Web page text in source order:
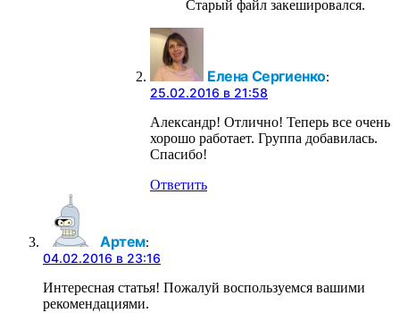
Старый файл закешировался.
Елена Сергиенко:
25.02.2016 в 21:58
Александр! Отлично! Теперь все очень
хорошо работает. Группа добавилась.
Спасибо!
Ответить
Артем:
04.02.2016 в 23:16
Интересная статья! Пожалуй воспользуемся вашими
рекомендациями.